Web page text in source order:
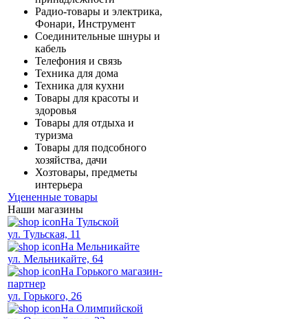
Радио-товары и электрика,
Фонари, Инструмент
Соединительные шнуры и
кабель
Телефония и связь
Техника для дома
Техника для кухни
Товары для красоты и
здоровья
Товары для отдыха и
туризма
Товары для подсобного
хозяйства, дачи
Хозтовары, предметы
интерьера
Уцененные товары
Наши магазины
На Тульской
ул. Тульская, 11
На Мельникайте
ул. Мельникайте, 64
На Горького магазин-
партнер
ул. Горького, 26
На Олимпийской